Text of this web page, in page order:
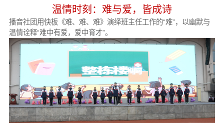
温情时刻：难与爱，皆成诗
播音社团用快板《难、难、难》演绎班主任工作的“难”，以幽默与
温情诠释“难中有爱，爱中育才”。